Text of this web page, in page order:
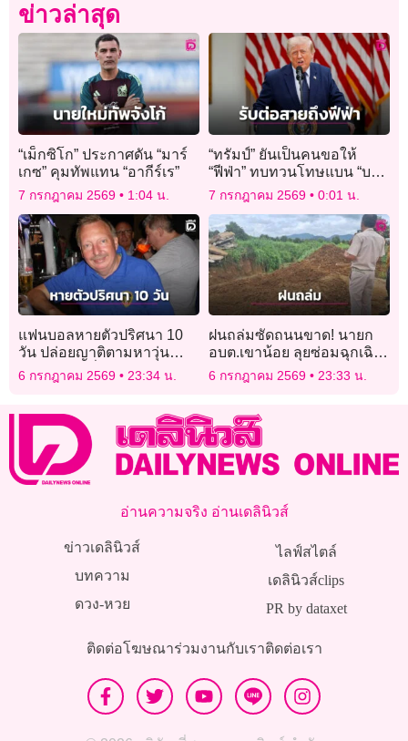
ข่าวล่าสุด
“เม็กซิโก” ประกาศดัน “มาร์
เกซ” คุมทัพแทน “อากีร์เร”
7 กรกฎาคม 2569 1:04 น.
“ทรัมป์” ยันเป็นคนขอให้
“ฟีฟ่า” ทบทวนโทษแบน “บา
โลกุน”
7 กรกฎาคม 2569 0:01 น.
แฟนบอลหายตัวปริศนา 10
วัน ปล่อยญาติตามหาวุ่น
ขณะเจ้าตัวนั่งเชียร์บอลโลก
สบายใจเฉิบ
6 กรกฎาคม 2569 23:34 น.
ฝนถล่มซัดถนนขาด! นายก
อบต.เขาน้อย ลุยซ่อมฉุกเฉิน
ชาวบ้านคาใจถนนส่อไม่ได้
มาตรฐาน
6 กรกฎาคม 2569 23:33 น.
อ่านความจริง อ่านเดลินิวส์
ข่าวเดลินิวส์
บทความ
ดวง-หวย
ไลฟ์สไตล์
เดลินิวส์clips
PR by dataxet
ติดต่อโฆษณาร่วมงานกับเราติดต่อเรา